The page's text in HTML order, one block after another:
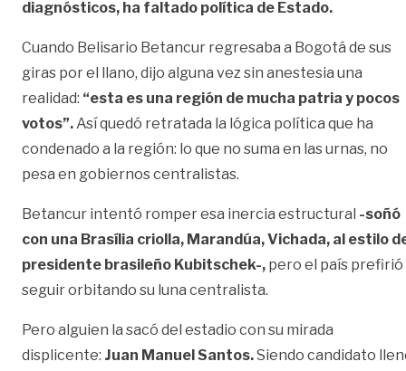
diagnósticos, ha faltado política de Estado.
Cuando Belisario Betancur regresaba a Bogotá de sus
giras por el llano, dijo alguna vez sin anestesia una
realidad: “esta es una región de mucha patria y pocos
votos”.Así quedó retratada la lógica política que ha
condenado a la región: lo que no suma en las urnas, no
pesa en gobiernos centralistas.
Betancur intentó romper esa inercia estructural -soñó
con una Brasília criolla, Marandúa, Vichada, al estilo
presidente brasileño Kubitschek-, pero el país prefirió
seguir orbitando su luna centralista.
Pero alguien la sacó del estadio con su mirada
displicente: Juan Manuel Santos.Siendo candidato